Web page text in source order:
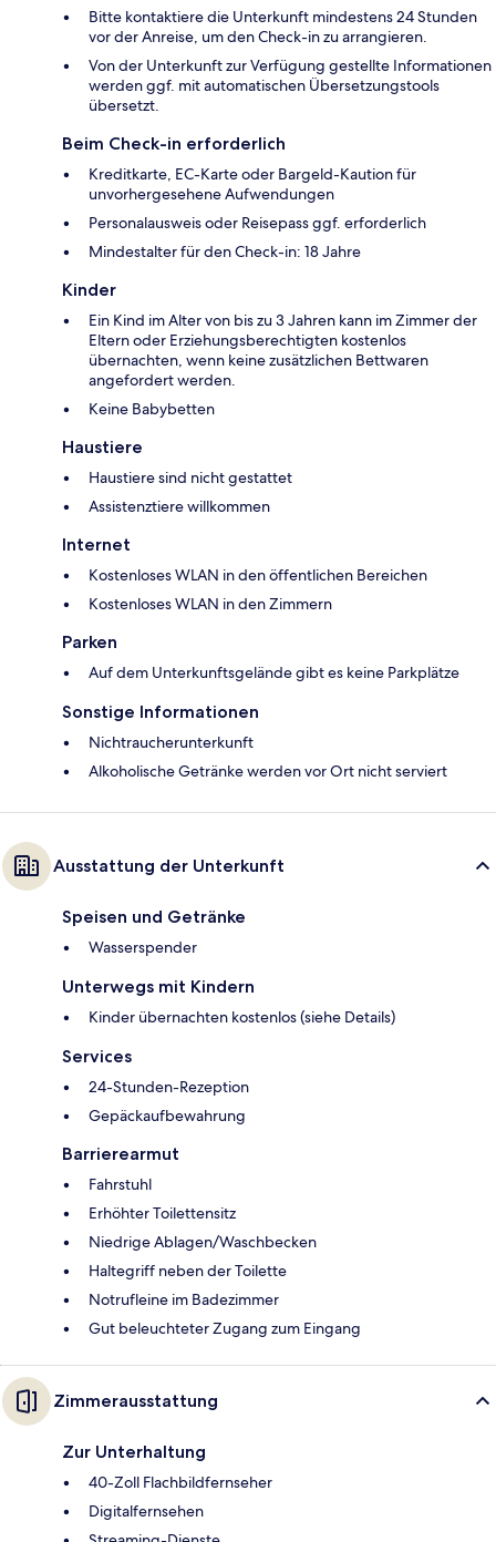
Bitte kontaktiere die Unterkunft mindestens 24 Stunden
vor der Anreise, um den Check-in zu arrangieren.
Von der Unterkunft zur Verfügung gestellte Informationen
werden ggf. mit automatischen Übersetzungstools
übersetzt.
Beim Check-in erforderlich
Kreditkarte, EC-Karte oder Bargeld-Kaution für
unvorhergesehene Aufwendungen
Personalausweis oder Reisepass ggf. erforderlich
Mindestalter für den Check-in: 18 Jahre
Kinder
Ein Kind im Alter von bis zu 3 Jahren kann im Zimmer der
Eltern oder Erziehungsberechtigten kostenlos
übernachten, wenn keine zusätzlichen Bettwaren
angefordert werden.
Keine Babybetten
Haustiere
Haustiere sind nicht gestattet
Assistenztiere willkommen
Internet
Kostenloses WLAN in den öffentlichen Bereichen
Kostenloses WLAN in den Zimmern
Parken
Auf dem Unterkunftsgelände gibt es keine Parkplätze
Sonstige Informationen
Nichtraucherunterkunft
Alkoholische Getränke werden vor Ort nicht serviert
Ausstattung der Unterkunft
Speisen und Getränke
Wasserspender
Unterwegs mit Kindern
Kinder übernachten kostenlos (siehe Details)
Services
24-Stunden-Rezeption
Gepäckaufbewahrung
Barrierearmut
Fahrstuhl
Erhöhter Toilettensitz
Niedrige Ablagen/Waschbecken
Haltegriff neben der Toilette
Notrufleine im Badezimmer
Gut beleuchteter Zugang zum Eingang
Zimmerausstattung
Zur Unterhaltung
40-Zoll Flachbildfernseher
Digitalfernsehen